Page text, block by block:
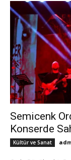
Semicenk
Konserde
Kültür ve Sanat